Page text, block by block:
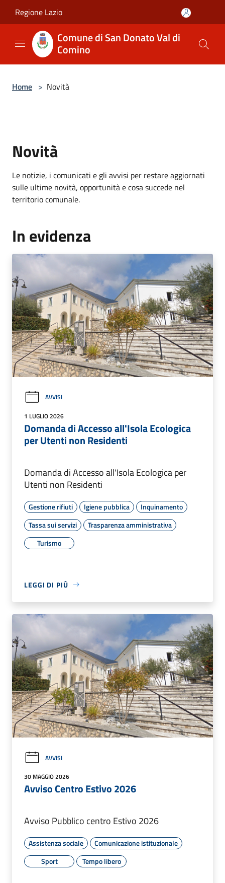
Regione Lazio
Comune di San Donato Val di
Comino
Home > Novità
Novità
Le notizie, i comunicati e gli avvisi per restare aggiornati
sulle ultime novità, opportunità e cosa succede nel
territorio comunale.
In evidenza
AVVISI
1 LUGLIO 2026
Domanda di Accesso all'Isola Ecologica
per Utenti non Residenti
Domanda di Accesso all'Isola Ecologica per
Utenti non Residenti
Gestione rifiuti Igiene pubblica
Inquinamento
Tassa sui servizi
Trasparenza amministrativa
Turismo
LEGGI DI PIÙ
AVVISI
30 MAGGIO 2026
Avviso Centro Estivo 2026
Avviso Pubblico centro Estivo 2026
Assistenza sociale
Comunicazione istituzionale
Sport
Tempo libero